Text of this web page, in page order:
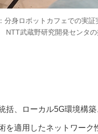
分身ロボットカフェでの実証
NTT武蔵野研究開発センタの
括、ローカル5G環境構
を適用したネットワーク